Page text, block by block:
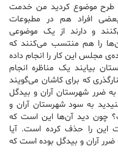
موضوع کردید من خدمت
افراد هم در مطبوعات
و دارند از یک موضوعی
را هم منتسب می‌کنند که
مجلس این کار را انجام داده
بیایند یک مناظره انجام
که برای کاشان می‌گویند
به ضرر شهرستان آران و بیدگل
به سود شهرستان آران و
چون دید آن‌ها این است که
این را حذف کرده است. آیا
آران و بیدگل بوده است که